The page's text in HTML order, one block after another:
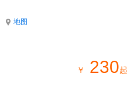
地图
￥ 230起